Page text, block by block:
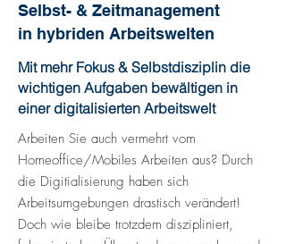
Selbst- & Zeitmanagement
in hybriden Arbeitswelten
Mit mehr Fokus & Selbstdisziplin die
wichtigen Aufgaben bewältigen in
einer digitalisierten Arbeitswelt
Arbeiten Sie auch vermehrt vom
Homeoffice/Mobiles Arbeiten aus? Durch
die Digitialisierung haben sich
Arbeitsumgebungen drastisch verändert!
Doch wie bleibe trotzdem diszipliniert,